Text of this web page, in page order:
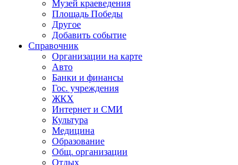
Музей краеведения
Площадь Победы
Другое
Добавить событие
Справочник
Организации на карте
Авто
Банки и финансы
Гос. учреждения
ЖКХ
Интернет и СМИ
Культура
Медицина
Образование
Общ. организации
Отдых